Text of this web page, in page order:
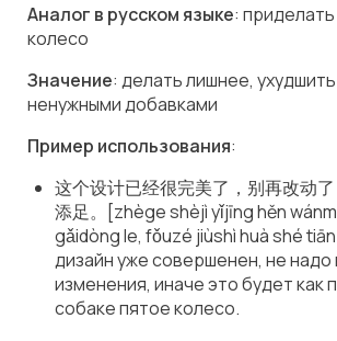
Аналог в русском языке:
колесо
Значение: делать лишнее,
ненужными добавками
Пример использования:
这个设计已经很完美了，别再改动
添足。[zhège shèjì yǐjīng hěn
gǎidòng le, fǒuzé jiùshì huà shé
дизайн уже совершенен, не надо
изменения, иначе это будет как
собаке пятое колесо.